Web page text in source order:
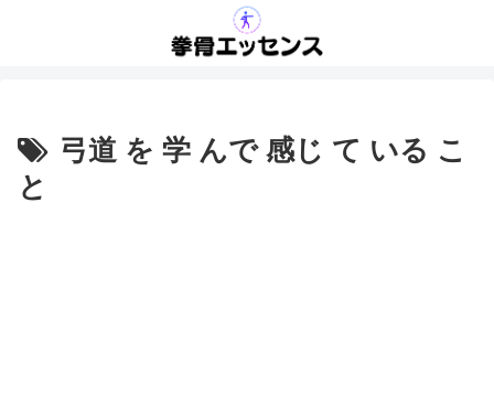
弓道 を 学 んで 感じ て いる こ
と